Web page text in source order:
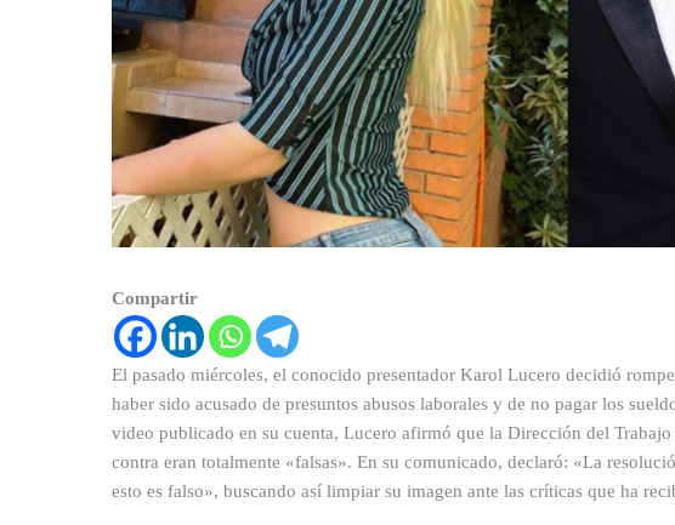
Compartir
El pasado miércoles, el conocido presentador Karol Lucero decidió
haber sido acusado de presuntos abusos laborales y de no pagar los
video publicado en su cuenta, Lucero afirmó que la Dirección del Trabajo
contra eran totalmente «falsas». En su comunicado, declaró: «La
esto es falso», buscando así limpiar su imagen ante las críticas que ha